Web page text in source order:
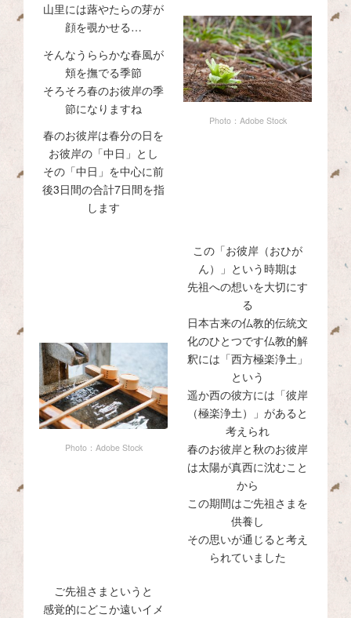
山里には蕗やたらの芽が
顔を覗かせる…
そんなうららかな春風が
頬を撫でる季節
そろそろ春のお彼岸の季
節になりますね
春のお彼岸は春分の日を
お彼岸の「中日」とし
その「中日」を中心に前
後3日間の合計7日間を指
します
Photo：Adobe Stock
Photo：Adobe Stock
この「お彼岸（おひが
ん）」という時期は
先祖への想いを大切にす
る
日本古来の仏教的伝統文
化のひとつです仏教的解
釈には「西方極楽浄土」
という
遥か西の彼方には「彼岸
（極楽浄土）」があると
考えられ
春のお彼岸と秋のお彼岸
は太陽が真西に沈むこと
から
この期間はご先祖さまを
供養し
その思いが通じると考え
られていました
ご先祖さまというと
感覚的にどこか遠いイメ